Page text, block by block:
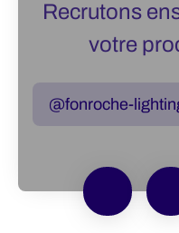
Recrutons
votre
@fonroche-